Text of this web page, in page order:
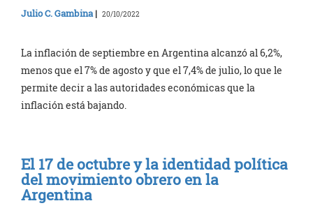
Julio C. Gambina | 20/10/2022
La inflación de septiembre en Argentina alcanzó al 6,2%,
menos que el 7% de agosto y que el 7,4% de julio, lo que le
permite decir a las autoridades económicas que la
inflación está bajando.
El 17 de octubre y la identidad política
del movimiento obrero en la
Argentina